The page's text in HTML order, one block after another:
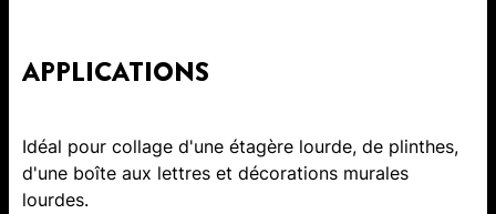
APPLICATIONS
Idéal pour collage d'une étagère lourde, de plinthes,
d'une boîte aux lettres et décorations murales
lourdes.